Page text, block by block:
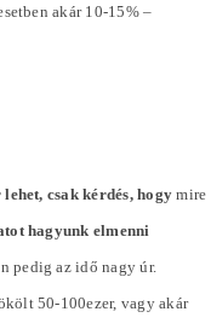
akár 10-15% –
csak kérdés, hogy mire
hagyunk elmenni
pedig az idő nagy úr.
50-100ezer, vagy akár